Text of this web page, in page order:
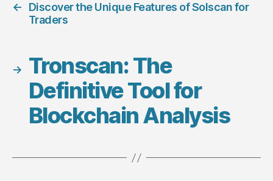
←
Discover the Unique Features of Solscan for
Traders
→
Tronscan: The
Definitive Tool for
Blockchain Analysis